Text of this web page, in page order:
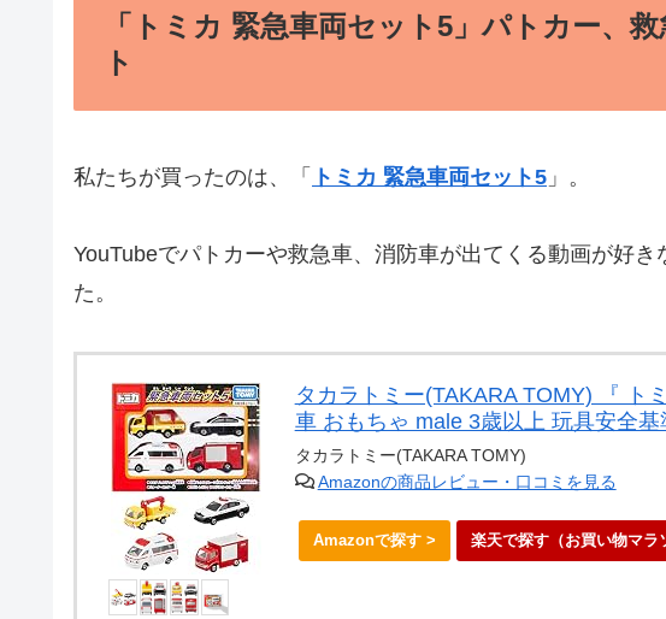
「トミカ 緊急車両セット5」パトカー、
ト
私たちが買ったのは、「 トミカ 緊急車両セット5 」。
YouTubeでパトカーや救急車、消防車が出てくる動画が好
た。
タカラトミー(TAKARA TOMY) 『 ト
車 おもちゃ male 3歳以上 玩具安全
タカラトミー(TAKARA TOMY)
Amazonの商品レビュー・口コミを見る
Amazonで探す > 楽天で探す（お買い物マラ